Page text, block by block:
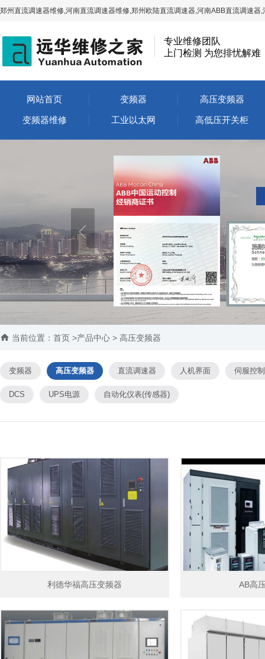
郑州直流调速器维修,河南直流调速器维修,郑州欧陆直流调速器,河南ABB直流调速
专业维修团队
上门检测 为您排忧解难
网站首页 变频器 高压变频器
变频器维修 工业以太网 高低压开关柜
 当前位置： 首页 >产品中心 > 高压变频器
变频器 高压变频器 直流调速器 人机界面 伺服控
DCS UPS电源 自动化仪表(传感器)
利德华福高压变频器 AB高